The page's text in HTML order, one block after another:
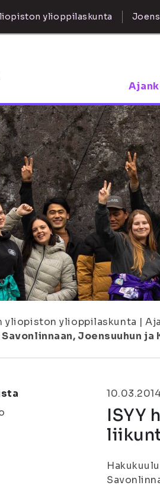
ylioppilaskunta
yliopiston ylioppilaskunta |
Savonlinnaan, Joensuuhun
10.03.2014
ISYY